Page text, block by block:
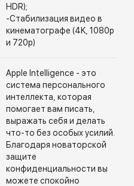
HDR);
-Стабилизация видео в
кинематографе (4K, 1080p
и 720p)
Apple Intelligence - это
система персонального
интеллекта, которая
помогает вам писать,
выражать себя и делать
что-то без особых усилий.
Благодаря новаторской
защите
конфиденциальности вы
можете спокойно